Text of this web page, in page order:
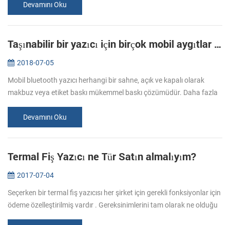
Devamını Oku
Taşınabilir bir yazıcı için birçok mobil aygıtlar bağlayabilirim?
2018-07-05
Mobil bluetooth yazıcı herhangi bir sahne, açık ve kapalı olarak
makbuz veya etiket baskı mükemmel baskı çözümüdür. Daha fazla
herha...Devamını Oku
Termal Fiş Yazıcı ne Tür Satın almalıyım?
2017-07-04
Seçerken bir termal fiş yazıcısı her şirket için gerekli fonksiyonlar için
ödeme özelleştirilmiş vardır . Gereksinimlerini tam olarak ne olduğu